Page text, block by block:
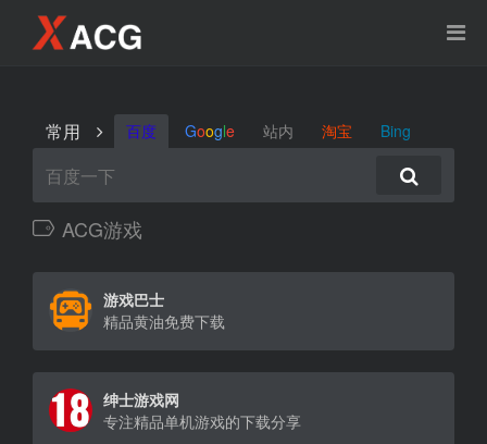
常用 百度 Google 站内 淘宝 Bing
ACG游戏
游戏巴士
精品黄油免费下载
绅士游戏网
专注精品单机游戏的下载分享